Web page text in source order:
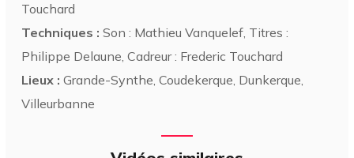
Touchard
Techniques : Son : Mathieu Vanquelef, Titres :
Philippe Delaune, Cadreur : Frederic Touchard
Lieux : Grande-Synthe, Coudekerque, Dunkerque,
Villeurbanne